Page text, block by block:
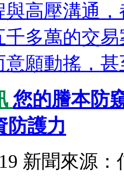
與高壓溝通
千多萬的交
意願動搖，
您的謄本防
防護力
新聞來源：